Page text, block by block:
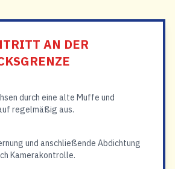
AN DER
durch eine alte Muffe und
regelmäßig aus.
und anschließende Abdichtung
Kamerakontrolle.